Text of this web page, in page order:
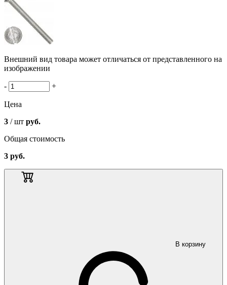
Внешний вид товара может отличаться от представленного на
изображении
- +
Цена
3 / шт руб.
Общая стоимость
3 руб.
В корзину